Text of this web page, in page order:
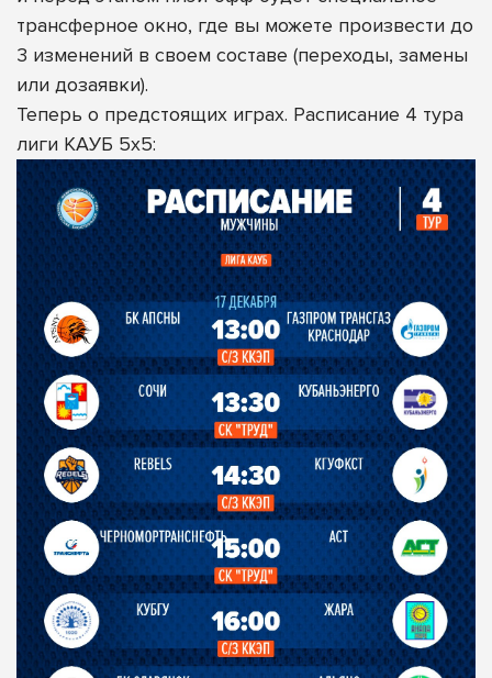
трансферное окно, где вы можете произвести до
3 изменений в своем составе (переходы, замены
или дозаявки).
Теперь о предстоящих играх. Расписание 4 тура
лиги КАУБ 5х5: